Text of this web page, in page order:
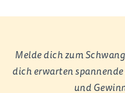
Melde dich zum
dich erwarten
und